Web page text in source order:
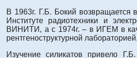
В 1963г. Г.Б. Бокий возвращается
Институте радиотехники и
ВИНИТИ, а с 1974г. – в ИГЕМ в
рентгеноструктурной лабораторией.
Изучение силикатов привело